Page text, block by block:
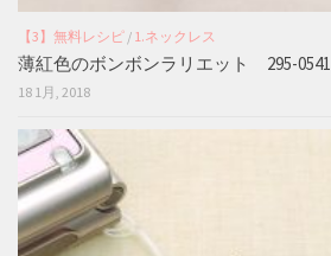
【3】無料レシピ / 1.ネックレス
薄紅色のボンボンラリエット 295-0541
18 1月, 2018